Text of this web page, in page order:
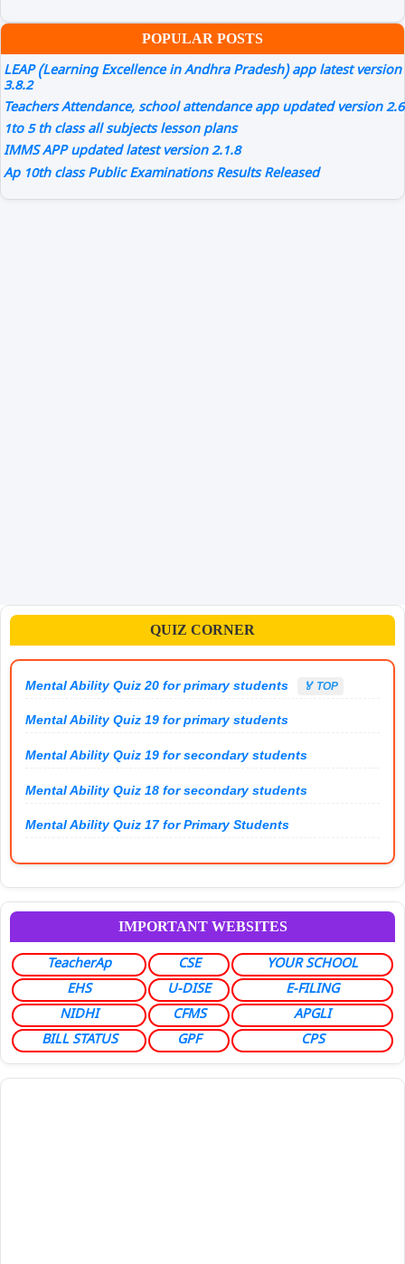
POPULAR POSTS
LEAP (Learning Excellence in Andhra Pradesh) app latest version
3.8.2
Teachers Attendance, school attendance app updated version
1to 5 th class all subjects lesson plans
IMMS APP updated latest version 2.1.8
Ap 10th class Public Examinations Results Released
QUIZ CORNER
Mental Ability Quiz 20 for primary students 🏅 TOP
Mental Ability Quiz 19 for primary students
Mental Ability Quiz 19 for secondary students
Mental Ability Quiz 18 for secondary students
Mental Ability Quiz 17 for Primary Students
IMPORTANT WEBSITES
TeacherAp CSE
YOUR SCHOOL
EHS
U-DISE
E-FILING
NIDHI
CFMS
APGLI
BILL STATUS
GPF CPS